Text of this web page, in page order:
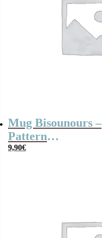
Mug Bisounours –
Pattern
“Toucâlin” – Rose
9,90€